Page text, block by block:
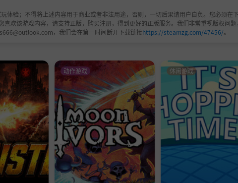
体验；不得将上述内容用于商业或者非法用途，否则，一切后果请用户自负。您必须在
欢该游戏内容，请支持正版，购买注册，得到更好的正版服务。我们非常重视版权问
，我们会在第一时间断开下载链接https://steamzg.com/47456/。
动作游戏 休闲游戏